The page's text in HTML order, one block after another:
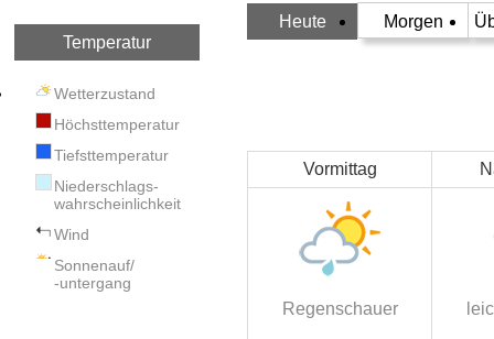
Temperatur
Wetterzustand
Höchsttemperatur
Tiefsttemperatur
Niederschlags-
wahrscheinlichkeit
Wind
Sonnenauf/
-untergang
Heute Morgen
Vormittag
Regenschauer